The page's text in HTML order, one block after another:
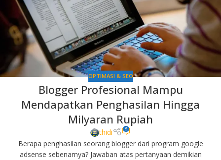
OPTIMASI & SEO
Blogger Profesional Mampu
Mendapatkan Penghasilan Hingga
Milyaran Rupiah
thidi 8
Berapa penghasilan seorang blogger dari program google
adsense sebenarnya? Jawaban atas pertanyaan demikian